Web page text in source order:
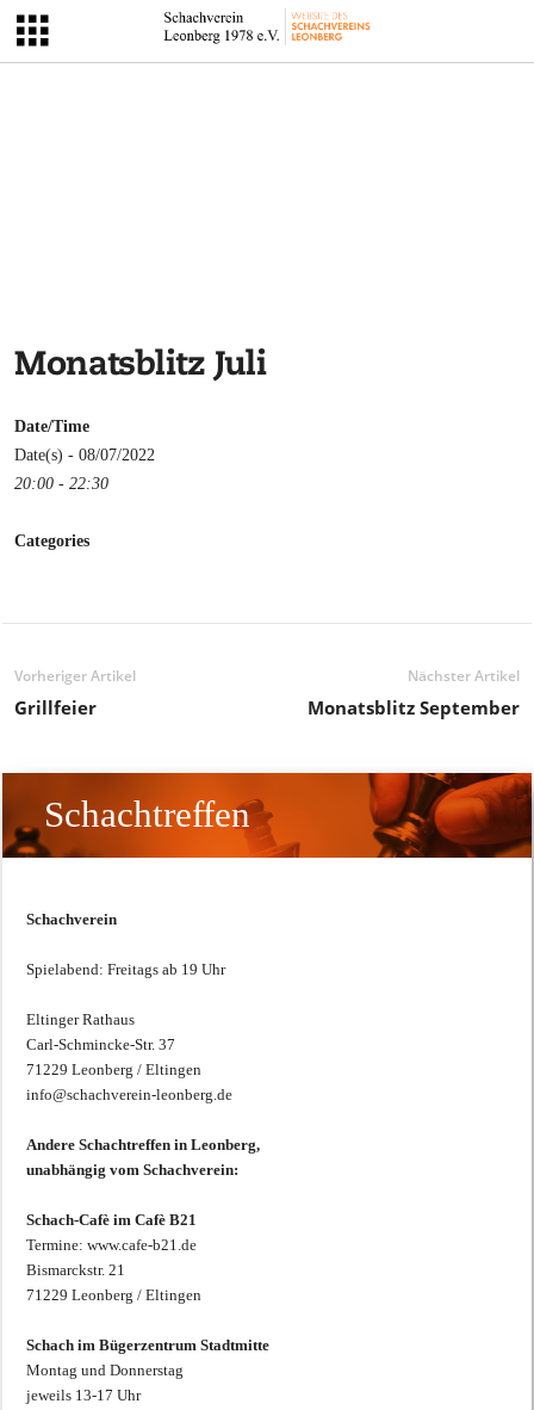
Monatsblitz Juli
Date/Time
Date(s) - 08/07/2022
20:00 - 22:30
Categories
Vorheriger Artikel
Grillfeier
Nächster Artikel
Monatsblitz September
Schachtreffen
Schachverein
Spielabend: Freitags ab 19 Uhr
Eltinger Rathaus
Carl-Schmincke-Str. 37
71229 Leonberg / Eltingen
info@schachverein-leonberg.de
Andere Schachtreffen in Leonberg,
unabhängig vom Schachverein:
Schach-Cafè im Cafè B21
Termine: www.cafe-b21.de
Bismarckstr. 21
71229 Leonberg / Eltingen
Schach im Bügerzentrum Stadtmitte
Montag und Donnerstag
jeweils 13-17 Uhr